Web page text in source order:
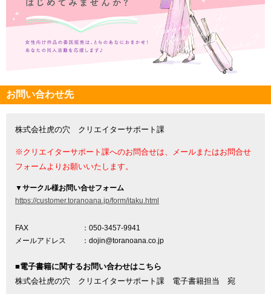
お問い合わせ先
株式会社虎の穴 クリエイターサポート課
※クリエイターサポート課へのお問合せは、メールまたはお問合せ
フォームよりお願いいたします。
▼サークル様お問い合せフォーム
https://customer.toranoana.jp/form/itaku.html
FAX
：050-3457-9941
メールアドレス
：dojin@toranoana.co.jp
■電子書籍に関するお問い合わせはこちら
株式会社虎の穴 クリエイターサポート課 電子書籍担当 宛